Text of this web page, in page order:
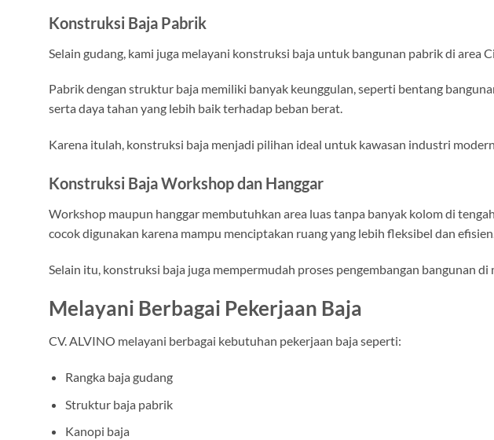
Konstruksi Baja Pabrik
Selain gudang, kami juga melayani konstruksi baja untuk bangunan pabrik di area
Pabrik dengan struktur baja memiliki banyak keunggulan, seperti bentang
serta daya tahan yang lebih baik terhadap beban berat.
Karena itulah, konstruksi baja menjadi pilihan ideal untuk kawasan industri
Konstruksi Baja Workshop dan Hanggar
Workshop maupun hanggar membutuhkan area luas tanpa banyak kolom di
cocok digunakan karena mampu menciptakan ruang yang lebih fleksibel dan
Selain itu, konstruksi baja juga mempermudah proses pengembangan bangunan di
Melayani Berbagai Pekerjaan Baja
CV. ALVINO melayani berbagai kebutuhan pekerjaan baja seperti:
Rangka baja gudang
Struktur baja pabrik
Kanopi baja